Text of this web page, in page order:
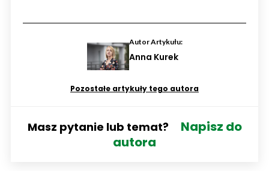
Autor Artykułu:
Anna Kurek
Pozostałe artykuły tego autora
Masz pytanie lub temat?
Napisz do
autora